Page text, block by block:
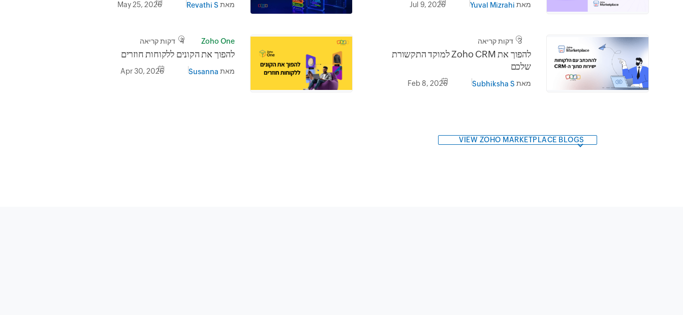
מאת Yuval Mizrahi
Jul 9, 2026
3 דקות קריאה
להפוך את Zoho CRM למוקד התקשורת
שלכם
מאת Subhiksha S
Feb 8, 2026
מאת Revathi S
May 25, 2026
Zoho One 4 דקות קריאה
להפוך את הקונים ללקוחות חוזרים
מאת Susanna
Apr 30, 2026
VIEW ZOHO MARKETPLACE BLOGS